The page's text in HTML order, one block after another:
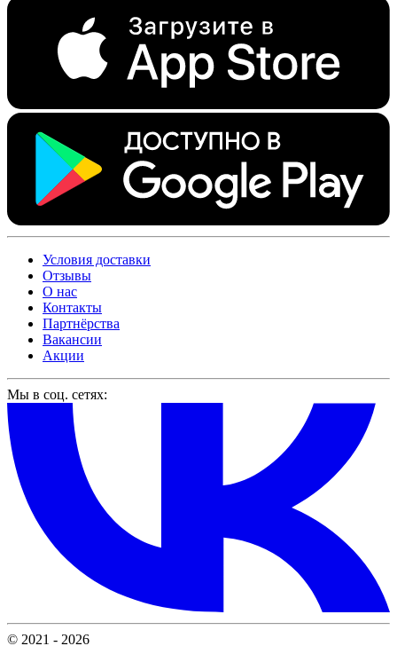
Условия доставки
Отзывы
О нас
Контакты
Партнёрства
Вакансии
Акции
Мы в соц. сетях:
© 2021 - 2026